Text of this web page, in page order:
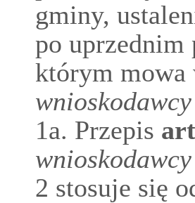
gminy,
po uprzednim
którym mowa
1a. Przepis
2 stosuje się